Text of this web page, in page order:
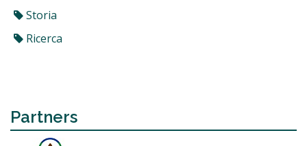
Storia
Ricerca
Partners